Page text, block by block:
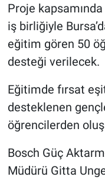
Proje kapsamında
iş birliğiyle
eğitim gören 50
desteği verilecek.
Eğitimde fırsat
desteklenen
öğrencilerden
Bosch Güç
Müdürü Gitta